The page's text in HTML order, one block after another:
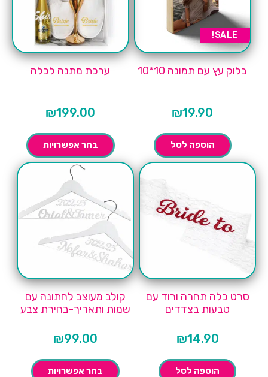
SALE!
בלוק עץ עם תמונה 10*10
₪19.90
הוספה לסל
ערכת מתנה לכלה
₪199.00
בחר אפשרויות
סרט כלה תחרה ורוד עם
טבעות בצדדים
₪14.90
הוספה לסל
קולב מעוצב לחתונה עם
שמות ותאריך-בחירת צבע
₪99.00
בחר אפשרויות